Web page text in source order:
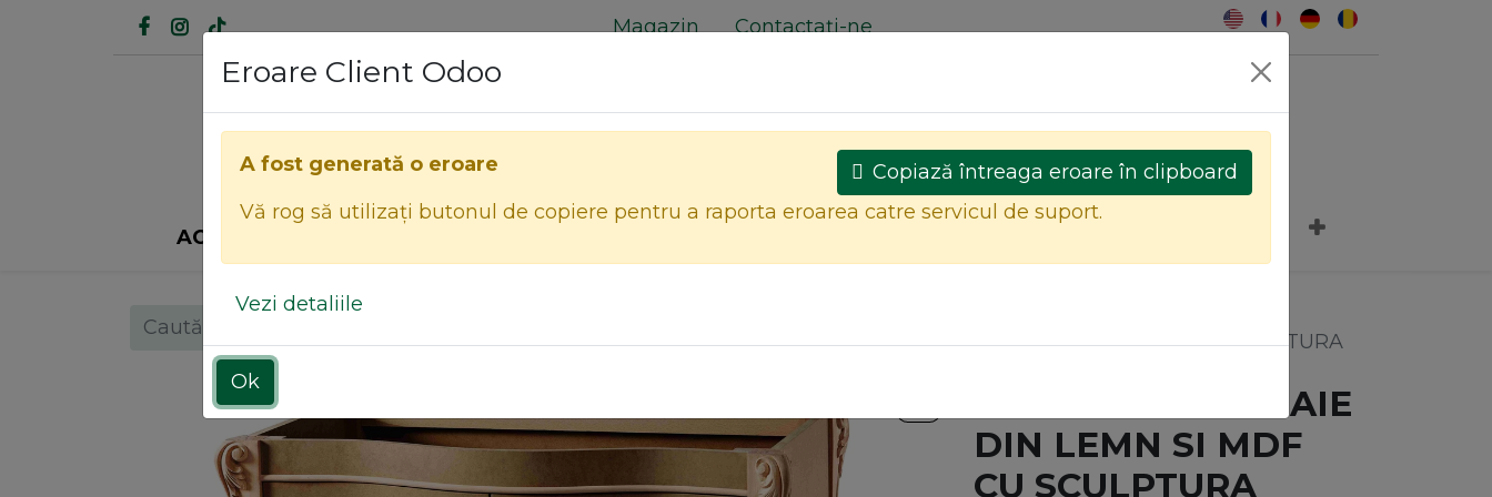
Magazin Contactați-ne
ACASĂ
DULAP LAVOIR BAIE DIN LEMN SI MDF CU SCULPTURA
DULAP LAVOIR BAIE
DIN LEMN SI MDF
CU SCULPTURA
Eroare Client Odoo
Ok
Copiază întreaga eroare în clipboard
A fost generată o eroare
Vă rog să utilizați butonul de copiere pentru a raporta eroarea catre servicul de suport.
Vezi detaliile